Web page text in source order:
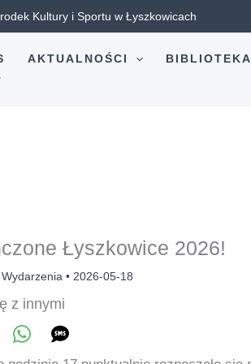
Kultury i Sportu w Łyszkowicach
AKTUALNOŚCI
Łyszkowice 2026!
,Wydarzenia • 2026-05-18
z innymi